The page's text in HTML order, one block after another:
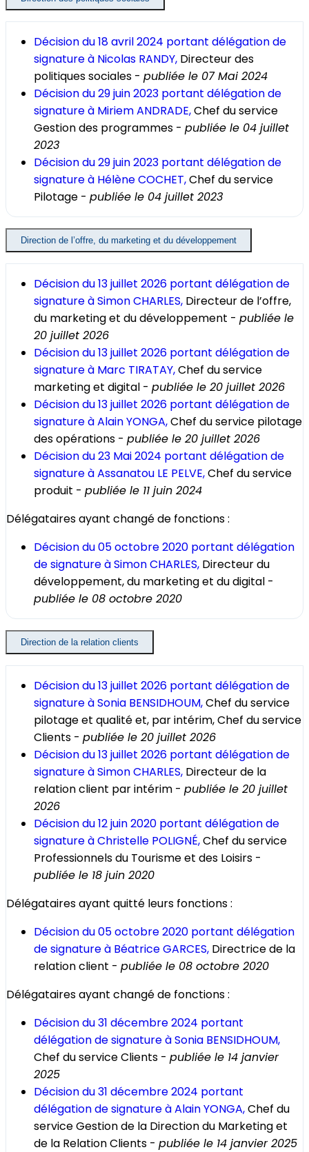
Décision du 18 avril 2024 portant délégation de
signature à Nicolas RANDY, Directeur des
politiques sociales - publiée le 07 Mai 2024
Décision du 29 juin 2023 portant délégation de
signature à Miriem ANDRADE,Chef du service
Gestion des programmes - publiée le 04 juillet
2023
Décision du 29 juin 2023 portant délégation de
signature à Hélène COCHET,Chef du service
Pilotage - publiée le 04 juillet 2023
Direction de l’offre, du marketing et du développement
Décision du 13 juillet 2026 portant délégation de
signature à Simon CHARLES, Directeur de l’offre,
du marketing et du développement - publiée le
20 juillet 2026
Décision du 13 juillet 2026 portant délégation de
signature à Marc TIRATAY,Chef du service
marketing et digital - publiée le 20 juillet 2026
Décision du 13 juillet 2026 portant délégation de
signature à Alain YONGA,Chef du service pilotage
des opérations - publiée le 20 juillet 2026
Décision du 23 Mai 2024 portant délégation de
signature à Assanatou LE PELVE,Chef du service
produit - publiée le 11 juin 2024
Délégataires ayant changé de fonctions :
Décision du 05 octobre 2020 portant délégation
de signature à Simon CHARLES, Directeur du
développement, du marketing et du digital -
publiée le 08 octobre 2020
Direction de la relation clients
Décision du 13 juillet 2026 portant délégation de
signature à Sonia BENSIDHOUM,Chef du service
pilotage et qualité et, par intérim, Chef du service
Clients - publiée le 20 juillet 2026
Décision du 13 juillet 2026 portant délégation de
signature à Simon CHARLES, Directeur de la
relation client par intérim - publiée le 20 juillet
2026
Décision du 12 juin 2020 portant délégation de
signature à Christelle POLIGNÉ,Chef du service
Professionnels du Tourisme et des Loisirs -
publiée le 18 juin 2020
Délégataires ayant quitté leurs fonctions :
Décision du 05 octobre 2020 portant délégation
de signature à Béatrice GARCES, Directrice de la
relation client - publiée le 08 octobre 2020
Délégataires ayant changé de fonctions :
Décision du 31 décembre 2024 portant
délégation de signature à Sonia BENSIDHOUM,
Chef du service Clients - publiée le 14 janvier
2025
Décision du 31 décembre 2024 portant
délégation de signature à Alain YONGA,Chef du
service Gestion de la Direction du Marketing et
de la Relation Clients - publiée le 14 janvier 2025